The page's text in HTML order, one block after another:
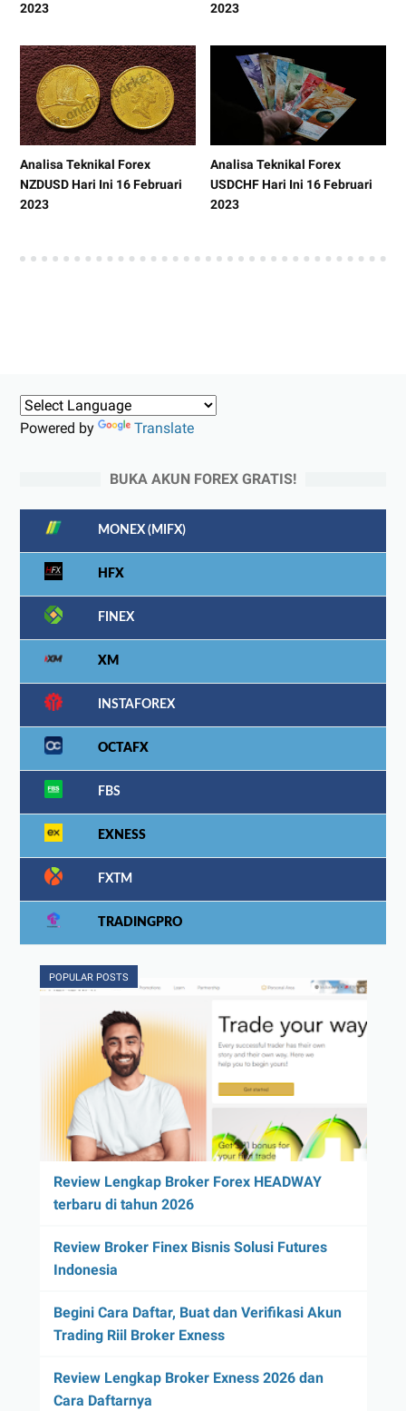
2023 2023
Analisa Teknikal Forex
NZDUSD Hari Ini 16 Februari
2023
Analisa Teknikal Forex
USDCHF Hari Ini 16 Februari
2023
Powered by Translate
BUKA AKUN FOREX GRATIS!
MONEX (MIFX)
HFX
FINEX
XM
INSTAFOREX
OCTAFX
FBS
EXNESS
FXTM
TRADINGPRO
POPULAR POSTS
Review Lengkap Broker Forex HEADWAY
terbaru di tahun 2026
Review Broker Finex Bisnis Solusi Futures
Indonesia
Begini Cara Daftar, Buat dan Verifikasi Akun
Trading Riil Broker Exness
Review Lengkap Broker Exness 2026 dan
Cara Daftarnya